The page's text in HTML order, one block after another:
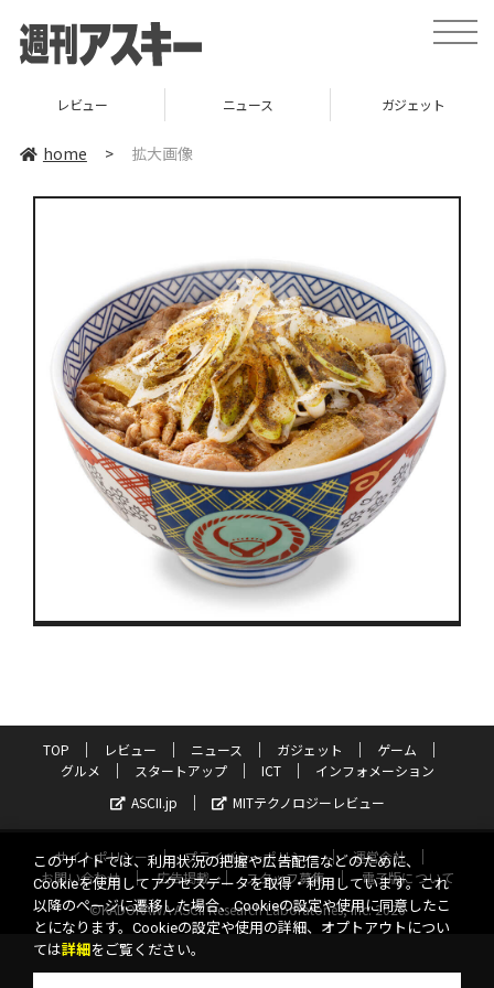
toggle
レビュー ニュース ガジェット
home > 拡大画像
TOP レビュー ニュース ガジェット
ゲーム
グルメ
スタートアップ ICT
インフォメーション
ASCII.jp
MITテクノロジーレビュー
サイトポリシー プライバシーポリシー
運営会社
お問い合わせ
広告掲載 スタッフ募集
電子版について
©KADOKAWA ASCII Research Laboratories, Inc. 2026
このサイトでは、利用状況の把握や広告配信などのために、
Cookieを使用してアクセスデータを取得・利用しています。これ
以降のページに遷移した場合、Cookieの設定や使用に同意したこ
とになります。Cookieの設定や使用の詳細、オプトアウトについ
ては詳細 をご覧ください。